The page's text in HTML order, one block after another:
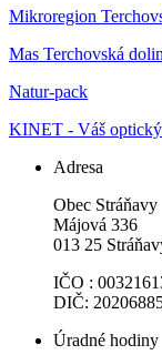
Mikroregion
Mas Terchovská
Natur-pack
KINET - Váš optický
Adresa
Obec Stráňavy
Májová 336
013 25
IČO :
DIČ:
Úradné hodiny